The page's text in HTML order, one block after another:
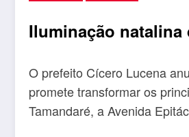
Iluminação natalina
O prefeito Cícero Lucena
promete transformar os
Tamandaré, a Avenida